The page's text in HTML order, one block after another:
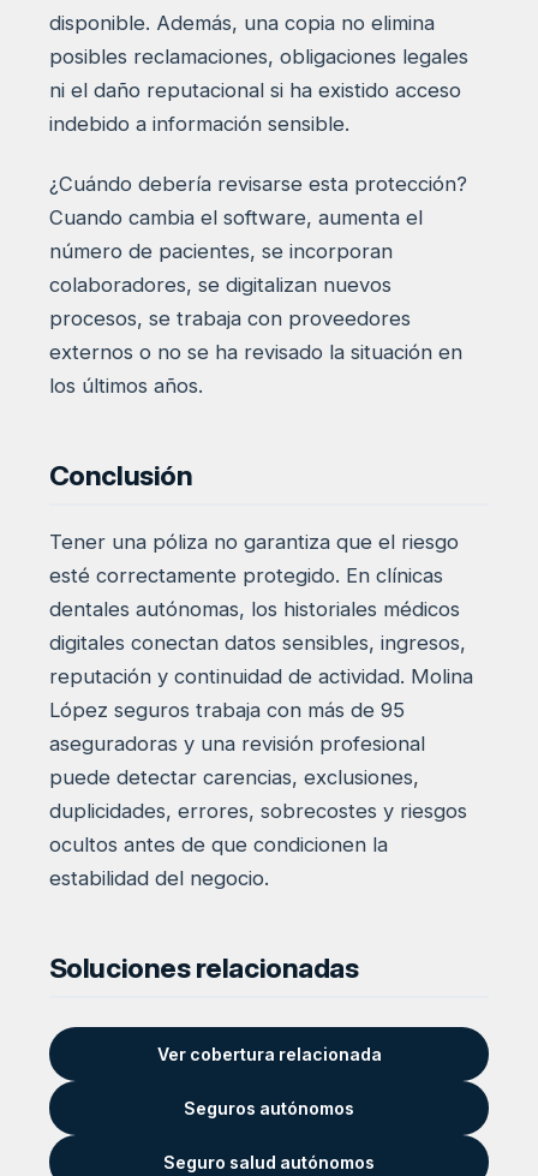
disponible. Además, una copia no elimina
posibles reclamaciones, obligaciones legales
ni el daño reputacional si ha existido acceso
indebido a información sensible.
¿Cuándo debería revisarse esta protección?
Cuando cambia el software, aumenta el
número de pacientes, se incorporan
colaboradores, se digitalizan nuevos
procesos, se trabaja con proveedores
externos o no se ha revisado la situación en
los últimos años.
Conclusión
Tener una póliza no garantiza que el riesgo
esté correctamente protegido. En clínicas
dentales autónomas, los historiales médicos
digitales conectan datos sensibles, ingresos,
reputación y continuidad de actividad. Molina
López seguros trabaja con más de 95
aseguradoras y una revisión profesional
puede detectar carencias, exclusiones,
duplicidades, errores, sobrecostes y riesgos
ocultos antes de que condicionen la
estabilidad del negocio.
Soluciones relacionadas
Ver cobertura relacionada
Seguros autónomos
Seguro salud autónomos